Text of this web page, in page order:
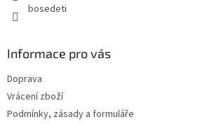
bosedeti
Informace pro vás
Doprava
Vrácení zboží
Podmínky, zásady a formuláře